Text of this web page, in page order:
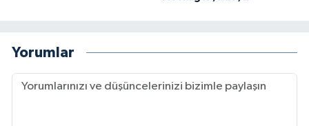
Yorumlar